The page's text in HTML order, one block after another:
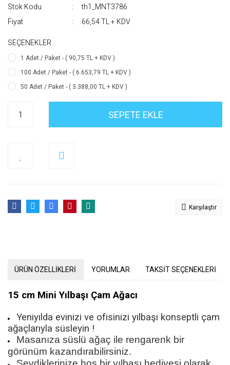
Stok Kodu
th1_MNT3786
Fiyat
66,54 TL + KDV
SEÇENEKLER
1 Adet / Paket - ( 90,75 TL + KDV )
100 Adet / Paket - ( 6.653,79 TL + KDV )
50 Adet / Paket - ( 3.388,00 TL + KDV )
SEPETE EKLE
Karşılaştır
ÜRÜN ÖZELLİKLERİ YORUMLAR TAKSİT SEÇENEKLERİ
15 cm Mini Yılbaşı Çam Ağacı
Yeniyılda evinizi ve ofisinizi yılbaşı konseptli çam
ağaçlarıyla süsleyin !
Masanıza süslü ağaç ile rengarenk bir
görünüm kazandırabilirsiniz.